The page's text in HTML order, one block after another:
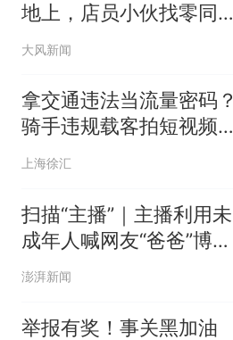
地上，店员小伙找零同样
方式回敬，店主再发声：
受影响
大风新闻
拿交通违法当流量密码？
骑手违规载客拍短视频吸
粉，栽了！
上海徐汇
扫描“主播”｜主播利用未
成年人喊网友“爸爸”博流
量，“母女合拍”多账号被
澎湃新闻
举报有奖！事关黑加油